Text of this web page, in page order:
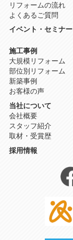
リフォームの流れ
よくあるご質問
イベント・セミナー
施工事例
大規模リフォーム
部位別リフォーム
新築事例
お客様の声
当社について
会社概要
スタッフ紹介
取材・受賞歴
採用情報